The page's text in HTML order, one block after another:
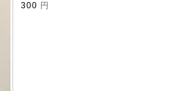
300 円